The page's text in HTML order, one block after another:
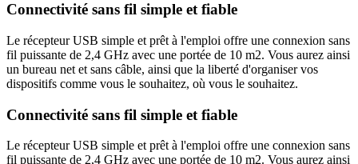
Connectivité sans fil simple et fiable
Le récepteur USB simple et prêt à l'emploi offre une connexion sans
fil puissante de 2,4 GHz avec une portée de 10 m2. Vous aurez ainsi
un bureau net et sans câble, ainsi que la liberté d'organiser vos
dispositifs comme vous le souhaitez, où vous le souhaitez.
Connectivité sans fil simple et fiable
Le récepteur USB simple et prêt à l'emploi offre une connexion sans
fil puissante de 2,4 GHz avec une portée de 10 m2. Vous aurez ainsi